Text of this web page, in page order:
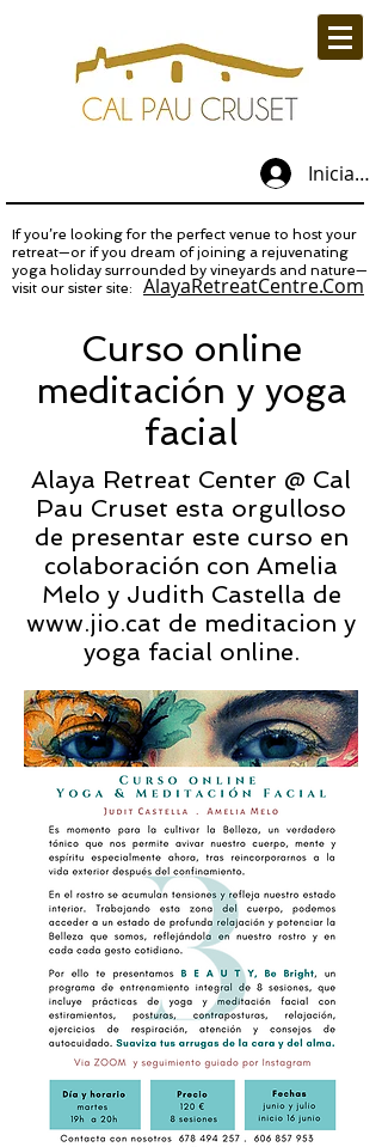
Iniciar
If you’re looking for the perfect venue to host your
retreat—or if you dream of joining a rejuvenating
yoga holiday surrounded by vineyards and nature—
visit our sister site:
AlayaRetreatCentre.Com
Curso online
meditación y yoga
facial
Alaya Retreat Center @ Cal
Pau Cruset esta orgulloso
de presentar este curso en
colaboración con Amelia
Melo y Judith Castella de
www.jio.cat de meditacion y
yoga facial online.